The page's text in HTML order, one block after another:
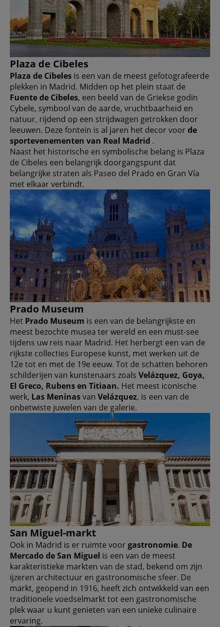
Plaza de Cibeles
Plaza de Cibeles is een van de meest gefotografeerde
plekken in Madrid. Midden op het plein staat de
Fuente de Cibeles, een beeld van de Griekse godin
Cybele, symbool van de aarde, vruchtbaarheid en
natuur, rijdend op een strijdwagen getrokken door
leeuwen. Deze fontein is al jaren het decor voorde
sportevenementen van Real Madrid .
Naast het historische en symbolische belang is Plaza
de Cibeles een belangrijk doorgangspunt dat
belangrijke straten als Paseo del Prado en Gran Vía
met elkaar verbindt.
Prado Museum
Het Prado Museum is een van de belangrijkste en
meest bezochte musea ter wereld en een must-see
tijdens uw reis naar Madrid. Het herbergt een van de
rijkste collecties Europese kunst, met werken uit de
12e tot en met de 19e eeuw. Tot de schatten behoren
schilderijen van kunstenaars zoals Velázquez, Goya,
El Greco, Rubens en Titiaan. Het meest iconische
werk, Las Meninasvan Velázquez, is een van de
onbetwiste juwelen van de galerie.
San Miguel-markt
Ook in Madrid is er ruimte voorgastronomie. De
Mercado de San Miguel is een van de meest
karakteristieke markten van de stad, bekend om zijn
ijzeren architectuur en gastronomische sfeer. De
markt, geopend in 1916, heeft zich ontwikkeld van een
traditionele voedselmarkt tot een gastronomische
plek waar u kunt genieten van een unieke culinaire
ervaring.